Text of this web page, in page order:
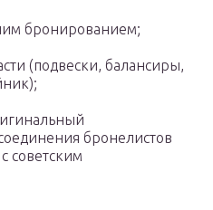
бронированием;
(подвески, балансиры,
бронелистов
советским